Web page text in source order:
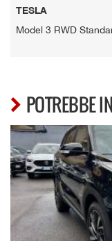
TESLA
Model 3 RWD
POTREBBE